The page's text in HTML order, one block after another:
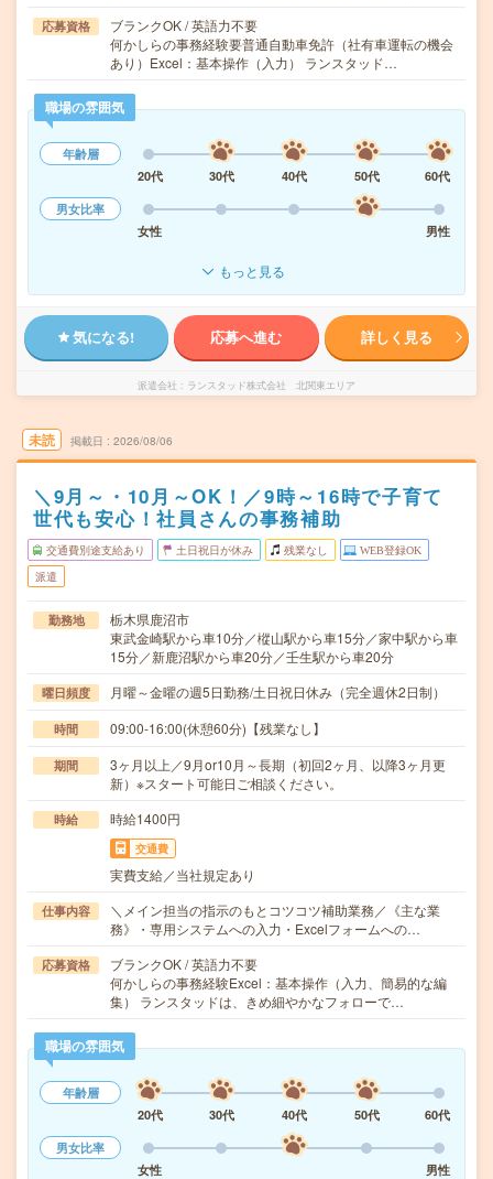
応募資格
ブランクOK / 英語力不要
何かしらの事務経験要普通自動車免許（社有車運転の機会
あり）Excel：基本操作（入力） ランスタッド…
職場の雰囲気
年齢層
20代
30代 40代 50代
60代
男女比率
女性
男性
もっと見る
気になる! 応募へ進む 詳しく見る
派遣会社 ランスタッド株式会社 北関東エリア
未読 掲載日 2026/08/06
＼9月～・10月～OK！／9時～16時で子育て
世代も安心！社員さんの事務補助
交通費別途支給あり 土日祝日が休み 残業なし WEB登録OK
派遣
勤務地
栃木県鹿沼市
東武金崎駅から車10分／樅山駅から車15分／家中駅から車
15分／新鹿沼駅から車20分／壬生駅から車20分
曜日頻度 月曜～金曜の週5日勤務/土日祝日休み（完全週休2日制）
時間 09:00-16:00(休憩60分)【残業なし】
期間
3ヶ月以上／9月or10月～長期（初回2ヶ月、以降3ヶ月更
新）※スタート可能日ご相談ください。
時給 時給1400円
交通費
実費支給／当社規定あり
仕事内容
＼メイン担当の指示のもとコツコツ補助業務／《主な業
務》・専用システムへの入力・Excelフォームへの…
応募資格
ブランクOK / 英語力不要
何かしらの事務経験Excel：基本操作（入力、簡易的な編
集） ランスタッドは、きめ細やかなフォローで…
職場の雰囲気
年齢層
20代
30代 40代 50代
60代
男女比率
女性
男性